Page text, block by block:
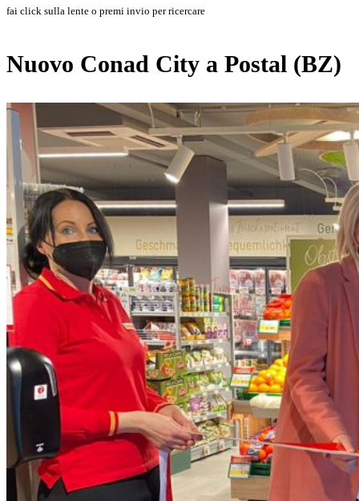
fai click sulla lente o premi invio per ricercare
Nuovo Conad City a Postal (BZ)